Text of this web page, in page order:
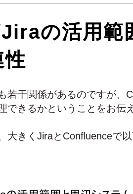
の活用範
若干関係があるのですが、
できるかということをお伝
大きくJiraとConfluenceで